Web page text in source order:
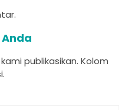
publikasikan. Kolom